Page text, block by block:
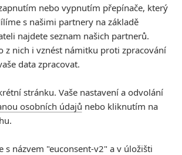
aby pronikla
a naši
hrají: Tom
John
máme čekat
1
Velké preview:
maximálně nabitým
nebo vypnutím přepínače, který
s našimi partnery na základě
najdete seznam našich partnerů.
z nich i vznést námitku proti zpracování
data zpracovat.
stránku. Vaše nastavení a odvolání
osobních údajů nebo kliknutím na
názvem "euconsent-v2" a v úložišti